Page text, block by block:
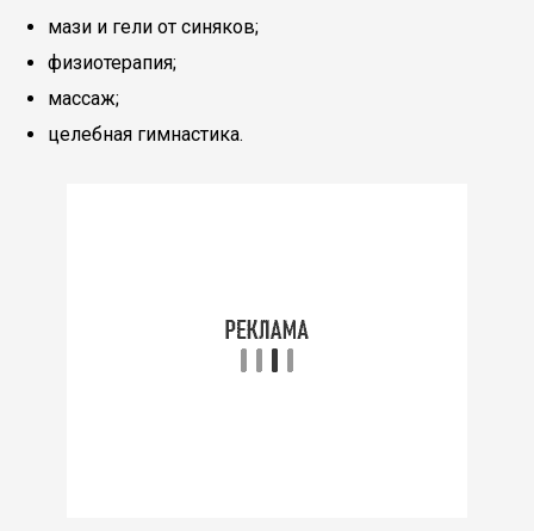
мази и гели от синяков;
физиотерапия;
массаж;
целебная гимнастика.